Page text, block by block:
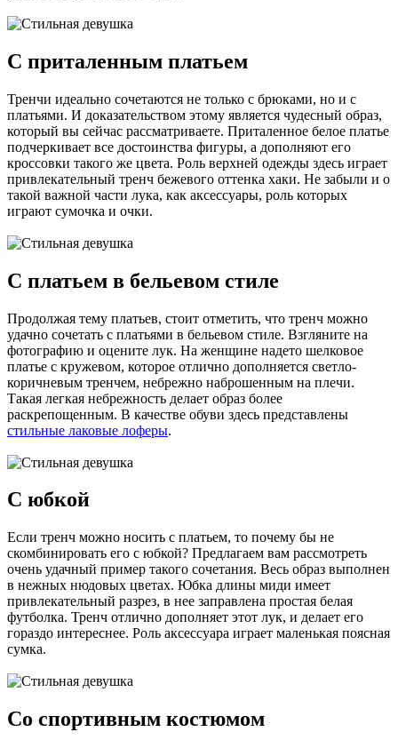
С приталенным платьем
Тренчи идеально сочетаются не только с брюками, но и с
платьями. И доказательством этому является чудесный образ,
который вы сейчас рассматриваете. Приталенное белое платье
подчеркивает все достоинства фигуры, а дополняют его
кроссовки такого же цвета. Роль верхней одежды здесь играет
привлекательный тренч бежевого оттенка хаки. Не забыли и о
такой важной части лука, как аксессуары, роль которых
играют сумочка и очки.
С платьем в бельевом стиле
Продолжая тему платьев, стоит отметить, что тренч можно
удачно сочетать с платьями в бельевом стиле. Взгляните на
фотографию и оцените лук. На женщине надето шелковое
платье с кружевом, которое отлично дополняется светло-
коричневым тренчем, небрежно наброшенным на плечи.
Такая легкая небрежность делает образ более
раскрепощенным. В качестве обуви здесь представлены
стильные лаковые лоферы.
С юбкой
Если тренч можно носить с платьем, то почему бы не
скомбинировать его с юбкой? Предлагаем вам рассмотреть
очень удачный пример такого сочетания. Весь образ выполнен
в нежных нюдовых цветах. Юбка длины миди имеет
привлекательный разрез, в нее заправлена простая белая
футболка. Тренч отлично дополняет этот лук, и делает его
гораздо интереснее. Роль аксессуара играет маленькая поясная
сумка.
Со спортивным костюмом